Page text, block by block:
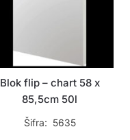
Blok flip – chart 58 x
85,5cm 50l
Šifra: 5635